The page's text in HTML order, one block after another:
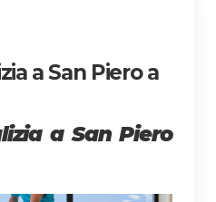
a San Piero a
a San Piero